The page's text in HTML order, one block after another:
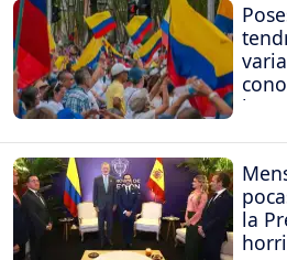
las
la